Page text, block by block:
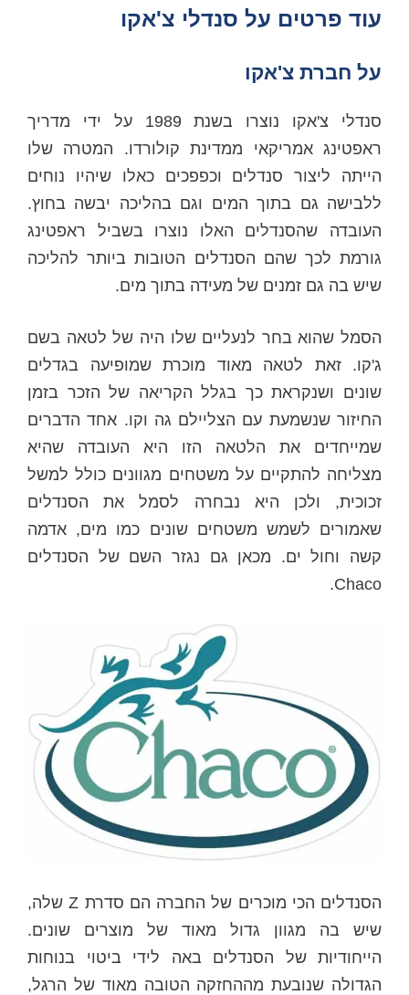
עוד פרטים על סנדלי צ'אקו
על חברת צ'אקו
סנדלי צ'אקו נוצרו בשנת 1989 על ידי מדריך
ראפטינג אמריקאי ממדינת קולורדו. המטרה שלו
הייתה ליצור סנדלים וכפפכים כאלו שיהיו נוחים
ללבישה גם בתוך המים וגם בהליכה יבשה בחוץ.
העובדה שהסנדלים האלו נוצרו בשביל ראפטינג
גורמת לכך שהם הסנדלים הטובות ביותר להליכה
שיש בה גם זמנים של מעידה בתוך מים.
הסמל שהוא בחר לנעליים שלו היה של לטאה בשם
ג'קו. זאת לטאה מאוד מוכרת שמופיעה בגדלים
שונים ושנקראת כך בגלל הקריאה של הזכר בזמן
החיזור שנשמעת עם הצליילם גה וקו. אחד הדברים
שמייחדים את הלטאה הזו היא העובדה שהיא
מצליחה להתקיים על משטחים מגוונים כולל למשל
זכוכית, ולכן היא נבחרה לסמל את הסנדלים
שאמורים לשמש משטחים שונים כמו מים, אדמה
קשה וחול ים. מכאן גם נגזר השם של הסנדלים
Chaco.
הסנדלים הכי מוכרים של החברה הם סדרת Z שלה,
שיש בה מגוון גדול מאוד של מוצרים שונים.
הייחודיות של הסנדלים באה לידי ביטוי בנוחות
הגדולה שנובעת מההחזקה הטובה מאוד של הרגל,